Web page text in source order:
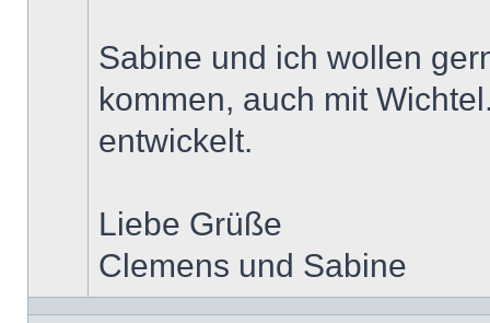
Sabine und ich wollen
kommen, auch mit
entwickelt.
Liebe Grüße
Clemens und Sabine